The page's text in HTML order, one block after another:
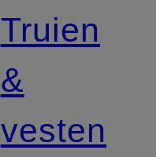
Truien
&
vesten